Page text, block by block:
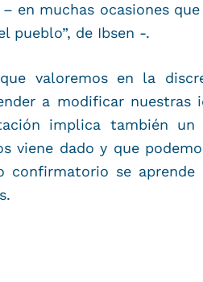
en muchas ocasiones
pueblo”, de Ibsen -.
valoremos en la
a modificar
implica también
viene dado y que
confirmatorio se